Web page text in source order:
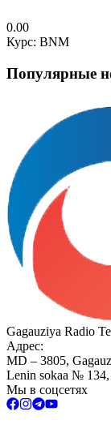
0.00
Курс: BNM
Популярные
Gagauziya Radio
Адрес:
MD – 3805,
Lenin sokaa №
Мы в соцсетях